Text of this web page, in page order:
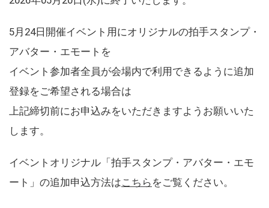
5月24日開催イベント用にオリジナルの拍手スタンプ・
アバター・エモートを
イベント参加者全員が会場内で利用できるように追加
登録をご希望される場合は
上記締切前にお申込みをいただきますようお願いいた
します。
イベントオリジナル「拍手スタンプ・アバター・エモ
ート」の追加申込方法はこちら をご覧ください。